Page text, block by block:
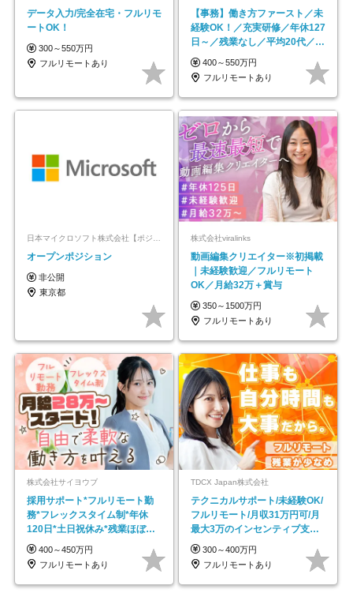
データ入力/完全在宅・フルリモ
ートOK！
300～550万円
フルリモートあり
【事務】働き方ファースト／未
経験OK！／充実研修／年休127
日～／残業なし／平均20代／リ
モートOK
400～550万円
フルリモートあり
日本マイクロソフト株式会社【ポジションマッチ登録】
オープンポジション
非公開
東京都
株式会社viralinks
動画編集クリエイター※初掲載
｜未経験歓迎／フルリモート
OK／月給32万＋賞与
350～1500万円
フルリモートあり
株式会社サイヨウブ
採用サポート*フルリモート勤
務*フレックスタイム制*年休
120日*土日祝休み*残業ほぼな
し*育児中社員8割以上
400～450万円
フルリモートあり
TDCX Japan株式会社
テクニカルサポート/未経験OK/
フルリモート/月収31万円可/月
最大3万のインセンティブ支給/
平均年齢33歳
300～400万円
フルリモートあり